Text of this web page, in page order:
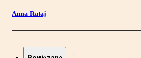
Anna Rataj